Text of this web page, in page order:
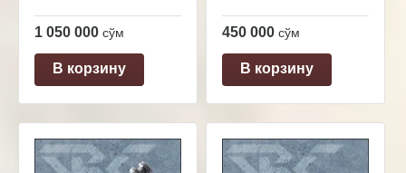
1 050 000 сўм
В корзину
450 000 сўм
В корзину